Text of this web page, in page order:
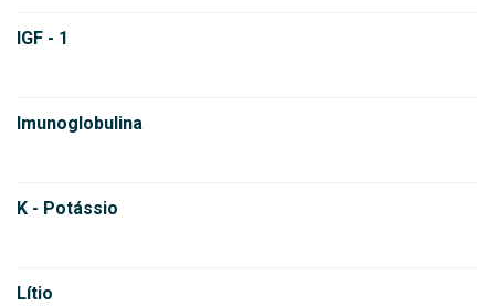
IGF - 1
Imunoglobulina
K - Potássio
Lítio